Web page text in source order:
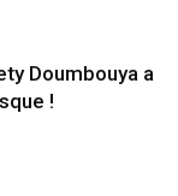
Doumbouya a
!